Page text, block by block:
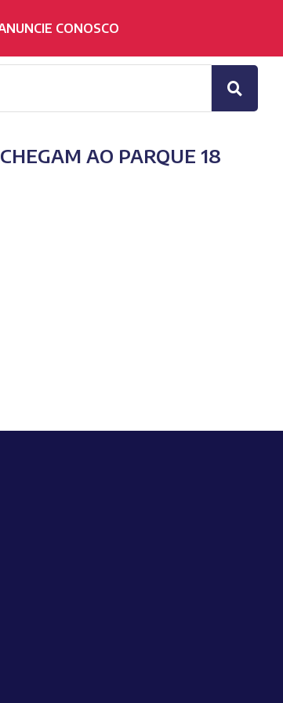
CONOSCO
AO PARQUE 18